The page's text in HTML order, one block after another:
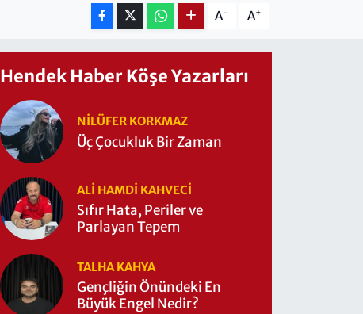
A- A+
Hendek Haber Köşe Yazarları
NILÜFER KORKMAZ
Üç Çocukluk Bir Zaman
ALI HAMDI KAHVECİ
Sıfır Hata, Periler ve
Parlayan Tepem
TALHA KAHYA
Gençliğin Önündeki En
Büyük Engel Nedir?